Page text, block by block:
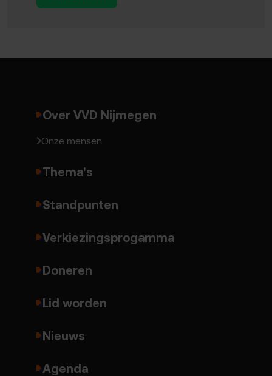
Over VVD Nijmegen
Onze mensen
Thema's
Standpunten
Verkiezingsprogamma
Doneren
Lid worden
Nieuws
Agenda